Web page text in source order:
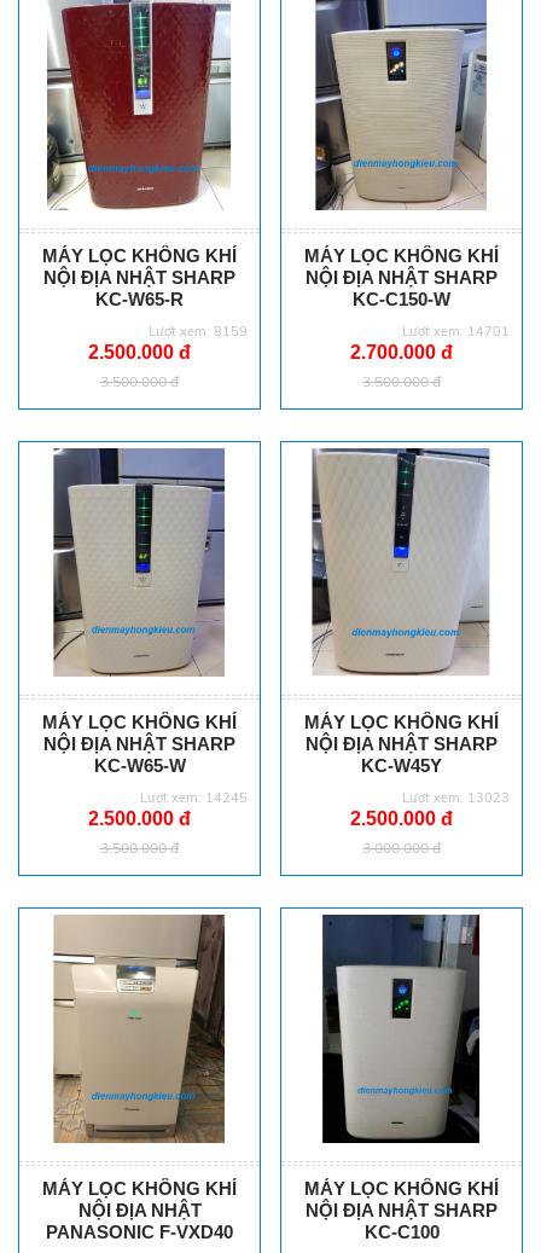
MÁY LỌC KHÔNG KHÍ
NỘI ĐỊA NHẬT SHARP
KC-W65-R
Lượt xem: 8159
2.500.000 đ
3.500.000 đ
MÁY LỌC KHÔNG KHÍ
NỘI ĐỊA NHẬT SHARP
KC-C150-W
Lượt xem: 14701
2.700.000 đ
3.500.000 đ
MÁY LỌC KHÔNG KHÍ
NỘI ĐỊA NHẬT SHARP
KC-W65-W
Lượt xem: 14245
2.500.000 đ
3.500.000 đ
MÁY LỌC KHÔNG KHÍ
NỘI ĐỊA NHẬT SHARP
KC-W45Y
Lượt xem: 13023
2.500.000 đ
3.000.000 đ
MÁY LỌC KHÔNG KHÍ
NỘI ĐỊA NHẬT
PANASONIC F-VXD40
MÁY LỌC KHÔNG KHÍ
NỘI ĐỊA NHẬT SHARP
KC-C100